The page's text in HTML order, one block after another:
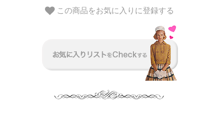
この商品をお気に入りに登録する